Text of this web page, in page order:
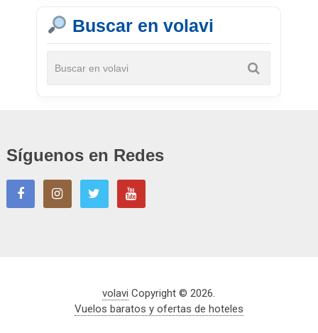
Buscar en volavi
Síguenos en Redes
volavi Copyright © 2026.
Vuelos baratos y ofertas de hoteles